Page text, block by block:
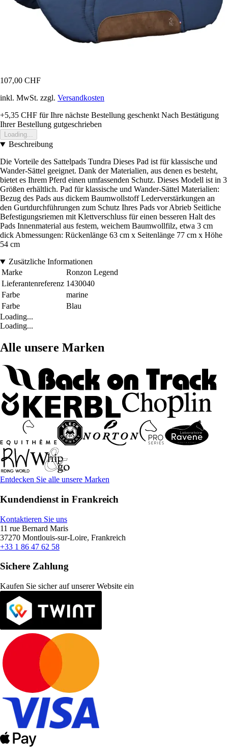
107,00 CHF
inkl. MwSt. zzgl. Versandkosten
+5,35 CHF für Ihre nächste Bestellung geschenkt Nach Bestätigung
Ihrer Bestellung gutgeschrieben
Loading...
Beschreibung
Die Vorteile des Sattelpads Tundra Dieses Pad ist für klassische und
Wander-Sättel geeignet. Dank der Materialien, aus denen es besteht,
bietet es Ihrem Pferd einen umfassenden Schutz. Dieses Modell ist in 3
Größen erhältlich. Pad für klassische und Wander-Sättel Materialien:
Bezug des Pads aus dickem Baumwollstoff Lederverstärkungen an
den Gurtdurchführungen zum Schutz Ihres Pads vor Abrieb Seitliche
Befestigungsriemen mit Klettverschluss für einen besseren Halt des
Pads Innenmaterial aus festem, weichem Baumwollfilz, etwa 3 cm
dick Abmessungen: Rückenlänge 63 cm x Seitenlänge 77 cm x Höhe
54 cm
Zusätzliche Informationen
Marke
Ronzon Legend
Lieferantenreferenz 1430040
Farbe
marine
Farbe
Blau
Loading...
Loading...
Alle unsere Marken
Entdecken Sie alle unsere Marken
Kundendienst in Frankreich
Kontaktieren Sie uns
11 rue Bernard Maris
37270 Montlouis-sur-Loire, Frankreich
+33 1 86 47 62 58
Sichere Zahlung
Kaufen Sie sicher auf unserer Website ein